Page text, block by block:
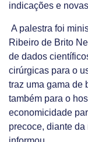
indicações e
A palestra foi
Ribeiro de Brito
de dados
cirúrgicas para o
traz uma gama de
também para o
economicidade
precoce, diante da